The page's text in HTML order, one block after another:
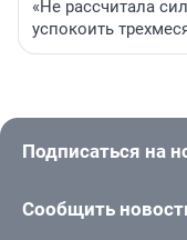
«Не рассчитала
успокоить
Подписаться на
Сообщить